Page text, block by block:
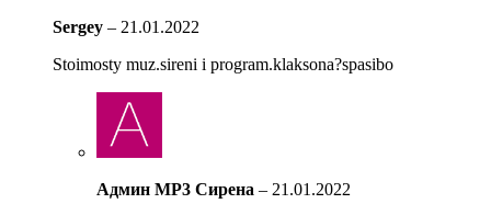
Sergey – 21.01.2022
Stoimosty muz.sireni i program.klaksona?spasibo
Админ MP3 Сирена – 21.01.2022